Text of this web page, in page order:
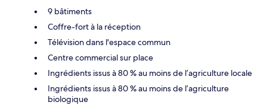
9 bâtiments
Coffre-fort à la réception
Télévision dans l'espace commun
Centre commercial sur place
Ingrédients issus à 80 % au moins de l’agriculture locale
Ingrédients issus à 80 % au moins de l’agriculture
biologique